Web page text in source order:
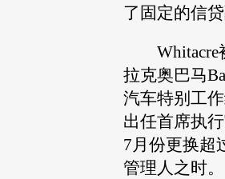
了固定的信
Whitacre
拉克奥巴马
汽车特别工
出任首席执
7月份更换超
管理人之时。